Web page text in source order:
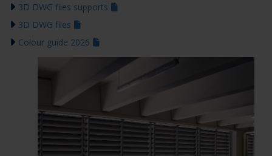
3D DWG files supports
3D DWG files
Colour guide 2026